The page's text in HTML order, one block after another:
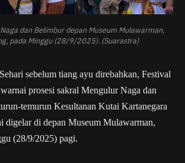
dan Belimbur depan Museum Mulawarman,
pada Minggu (28/9/2025). (Suarastra)
sebelum tiang ayu direbahkan, Festival
prosesi sakral Mengulur Naga dan
temurun Kesultanan Kutai Kartanegara
digelar di depan Museum Mulawarman,
(28/9/2025) pagi.